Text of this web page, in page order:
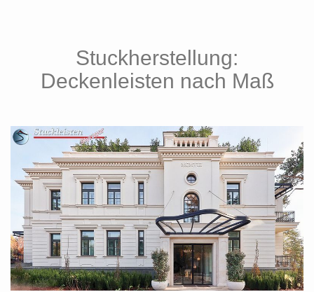
Stuckherstellung:
Deckenleisten nach Maß